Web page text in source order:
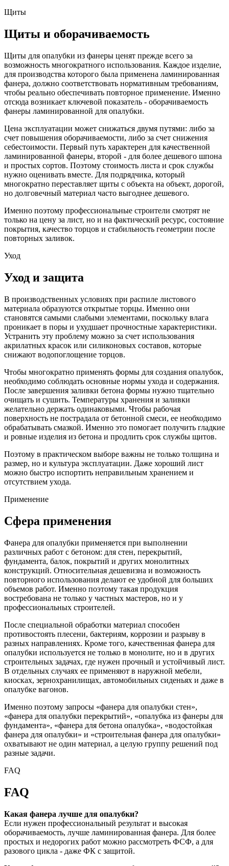
Щиты
Щиты и оборачиваемость
Щиты для опалубки из фанеры ценят прежде всего за
возможность многократного использования. Каждое изделие,
для производства которого была применена ламинированная
фанера, должно соответствовать нормативным требованиям,
чтобы реально обеспечивать повторное применение. Именно
отсюда возникает ключевой показатель - оборачиваемость
фанеры ламинированной для опалубки.
Цена эксплуатации может снижаться двумя путями: либо за
счет повышения оборачиваемости, либо за счет снижения
себестоимости. Первый путь характерен для качественной
ламинированной фанеры, второй - для более дешевого шпона
и простых сортов. Поэтому стоимость листа и срок службы
нужно оценивать вместе. Для подрядчика, который
многократно переставляет щиты с объекта на объект, дорогой,
но долговечный материал часто выгоднее дешевого.
Именно поэтому профессиональные строители смотрят не
только на цену за лист, но и на фактический ресурс, состояние
покрытия, качество торцов и стабильность геометрии после
повторных заливок.
Уход
Уход и защита
В производственных условиях при распиле листового
материала образуются открытые торцы. Именно они
становятся самыми слабыми элементами, поскольку влага
проникает в поры и ухудшает прочностные характеристики.
Устранить эту проблему можно за счет использования
акрилатных красок или силиконовых составов, которые
снижают водопоглощение торцов.
Чтобы многократно применять формы для создания опалубок,
необходимо соблюдать основные нормы ухода и содержания.
После завершения заливки бетона формы нужно тщательно
очищать и сушить. Температуры хранения и заливки
желательно держать одинаковыми. Чтобы рабочая
поверхность не пострадала от бетонной смеси, ее необходимо
обрабатывать смазкой. Именно это помогает получить гладкие
и ровные изделия из бетона и продлить срок службы щитов.
Поэтому в практическом выборе важны не только толщина и
размер, но и культура эксплуатации. Даже хороший лист
можно быстро испортить неправильным хранением и
отсутствием ухода.
Применение
Сфера применения
Фанера для опалубки применяется при выполнении
различных работ с бетоном: для стен, перекрытий,
фундамента, балок, покрытий и других монолитных
конструкций. Относительная дешевизна и возможность
повторного использования делают ее удобной для больших
объемов работ. Именно поэтому такая продукция
востребована не только у частных мастеров, но и у
профессиональных строителей.
После специальной обработки материал способен
противостоять плесени, бактериям, коррозии и разрыву в
разных направлениях. Кроме того, качественная фанера для
опалубки используется не только в монолите, но и в других
строительных задачах, где нужен прочный и устойчивый лист.
В отдельных случаях ее применяют в наружной мебели,
киосках, зернохранилищах, автомобильных сиденьях и даже в
опалубке вагонов.
Именно поэтому запросы «фанера для опалубки стен»,
«фанера для опалубки перекрытий», «опалубка из фанеры для
фундамента», «фанера для бетона опалубка», «водостойкая
фанера для опалубки» и «строительная фанера для опалубки»
охватывают не один материал, а целую группу решений под
разные задачи.
FAQ
FAQ
Какая фанера лучше для опалубки?
Если нужен профессиональный результат и высокая
оборачиваемость, лучше ламинированная фанера. Для более
простых и недорогих работ можно рассмотреть ФСФ, а для
разового цикла - даже ФК с защитой.